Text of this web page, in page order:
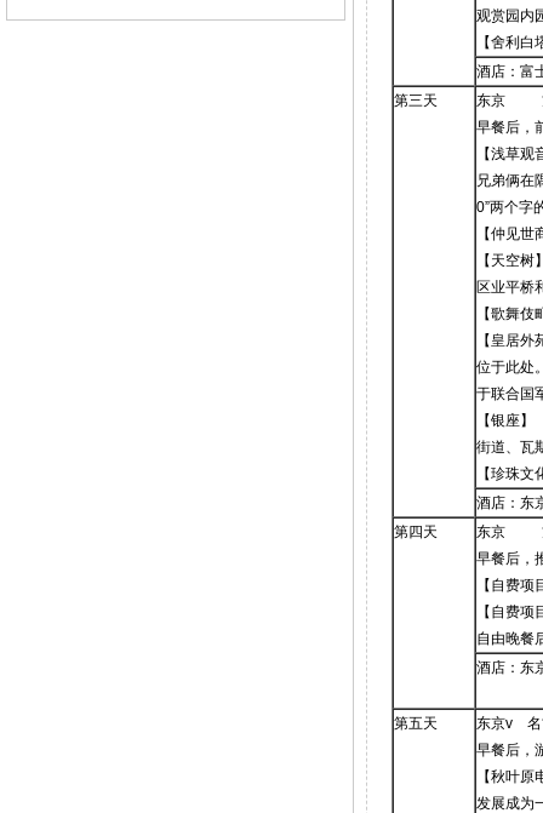
观赏园内
【舍利
酒店：富
第三天
东京 方
早餐后，
【浅草
兄弟俩在
0”两个字
【仲见
【天空
区业平桥
【歌舞
【皇居
位于此处
于联合国
【银座
街道、瓦
【珍珠
酒店：东
第四天
东京 方
早餐后，
【自费
【自费
自由晚餐
酒店：东
第五天
东京v 名
早餐后，
【秋叶
发展成为